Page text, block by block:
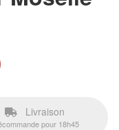
Livraison
pour 18h45